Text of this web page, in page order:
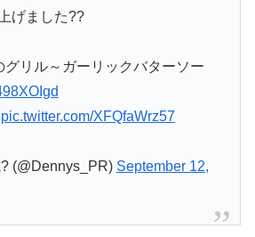
げました?‍?
グリル～ガーリックバターソー
pic.twitter.com/XFQfaWrz57
(@Dennys_PR) September 12,